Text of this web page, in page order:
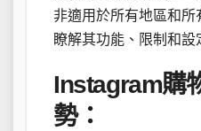
非適用於所有地區和所
瞭解其功能、限制和設
Instagram購
勢：